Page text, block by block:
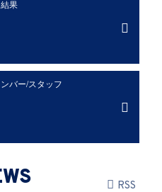
果
バー/スタッフ
RSS